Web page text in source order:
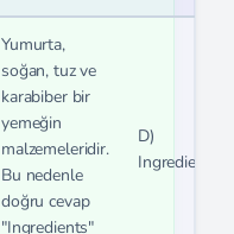
Yumurta,
soğan, tuz ve
karabiber bir
yemeğin
malzemeleridir.
Bu nedenle
doğru cevap
"Ingredients"
D)
Ingredients.